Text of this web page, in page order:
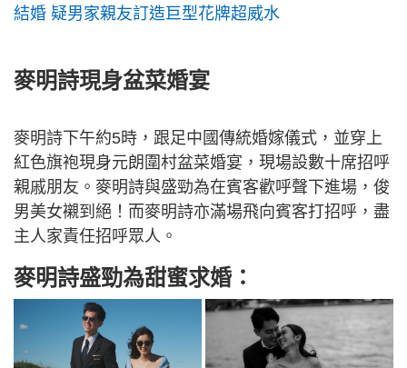
結婚 疑男家親友訂造巨型花牌超威水
麥明詩現身盆菜婚宴
麥明詩下午約5時，跟足中國傳統婚嫁儀式，並穿上
紅色旗袍現身元朗圍村盆菜婚宴，現場設數十席招呼
親戚朋友。麥明詩與盛勁為在賓客歡呼聲下進場，俊
男美女襯到絕！而麥明詩亦滿場飛向賓客打招呼，盡
主人家責任招呼眾人。
麥明詩盛勁為甜蜜求婚：